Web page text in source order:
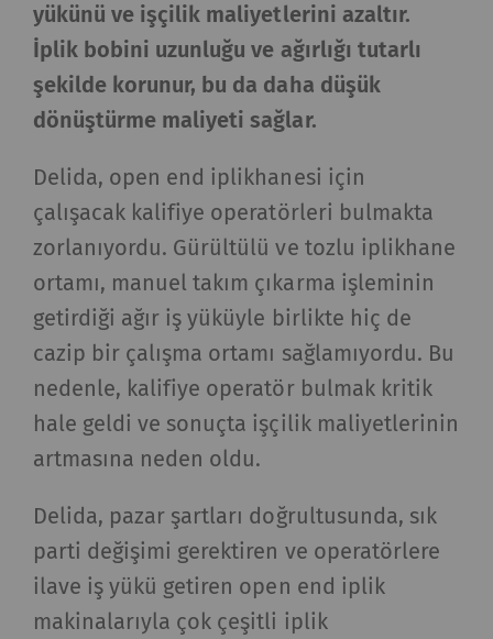
yükünü ve işçilik maliyetlerini azaltır.
İplik bobini uzunluğu ve ağırlığı tutarlı
şekilde korunur, bu da daha düşük
dönüştürme maliyeti sağlar.
Delida, open end iplikhanesi için
çalışacak kalifiye operatörleri bulmakta
zorlanıyordu. Gürültülü ve tozlu iplikhane
ortamı, manuel takım çıkarma işleminin
getirdiği ağır iş yüküyle birlikte hiç de
cazip bir çalışma ortamı sağlamıyordu. Bu
nedenle, kalifiye operatör bulmak kritik
hale geldi ve sonuçta işçilik maliyetlerinin
artmasına neden oldu.
Delida, pazar şartları doğrultusunda, sık
parti değişimi gerektiren ve operatörlere
ilave iş yükü getiren open end iplik
makinalarıyla çok çeşitli iplik